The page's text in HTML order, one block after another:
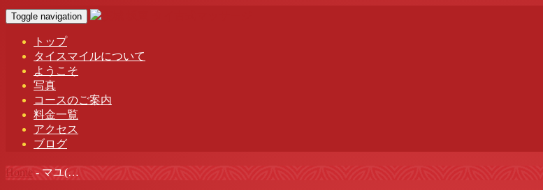
Toggle navigation
トップ
タイスマイルについて
ようこそ
写真
コースのご案内
料金一覧
アクセス
ブログ
Home - マユ(…